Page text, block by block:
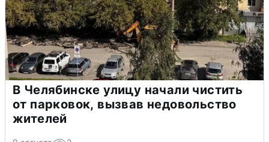
В Челябинске улицу начали чистить
от парковок, вызвав недовольство
жителей